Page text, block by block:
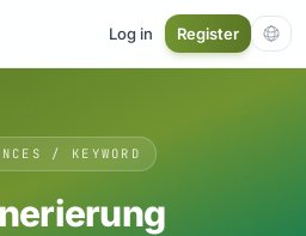
Log in Register
/ KEYWORD